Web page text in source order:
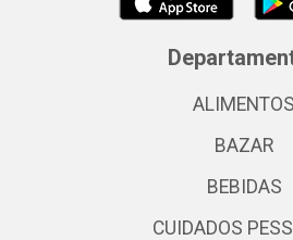
ALIMENTOS
BAZAR
BEBIDAS
CUIDADOS